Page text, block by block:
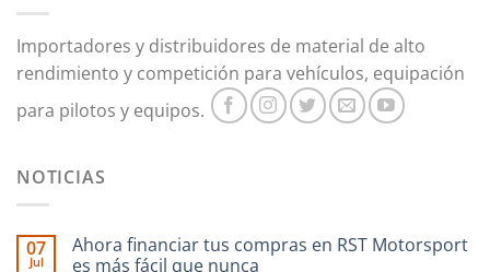
elegir
en
la
página
Importadores y distribuidores de material de alto
rendimiento y competición para vehículos, equipación
para pilotos y equipos.
NOTICIAS
07
Jul
Ahora financiar tus compras en RST Motorsport
es más fácil que nunca